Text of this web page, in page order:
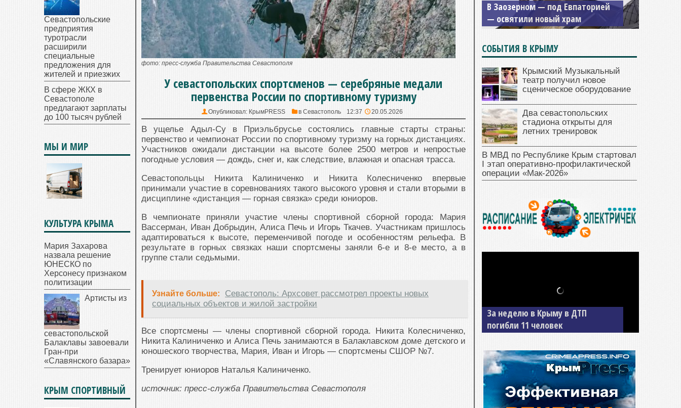
фото: пресс-служба Правительства Севастополя
У севастопольских спортсменов — серебряные медали
первенства России по спортивному туризму
Опубликовал: КрымPRESS в Севастополь 12:37 20.05.2026
В ущелье Адыл-Су в Приэльбрусье состоялись главные старты страны:
первенство и чемпионат России по спортивному туризму на горных дистанциях.
Участников ожидали дистанции на высоте более 2500 метров и непростые
погодные условия — дождь, снег и, как следствие, влажная и опасная трасса.
Севастопольцы Никита Калиниченко и Никита Колесниченко впервые
принимали участие в соревнованиях такого высокого уровня и стали вторыми в
дисциплине «дистанция — горная связка» среди юниоров.
В чемпионате приняли участие члены спортивной сборной города: Мария
Вассерман, Иван Добрыдин, Алиса Печь и Игорь Ткачев. Участникам пришлось
адаптироваться к высоте, переменчивой погоде и особенностям рельефа. В
результате в горных связках наши спортсмены заняли 6-е и 8-е место, а в
группе стали седьмыми.
Узнайте больше:
Севастополь: Архсовет рассмотрел проекты новых
социальных объектов и жилой застройки
Все спортсмены — члены спортивной сборной города. Никита Колесниченко,
Никита Калиниченко и Алиса Печь занимаются в Балаклавском доме детского и
юношеского творчества, Мария, Иван и Игорь — спортсмены СШОР №7.
Тренирует юниоров Наталья Калиниченко.
источник: пресс-служба Правительства Севастополя
Севастопольские
предприятия
туротрасли
расширили
специальные
предложения для
жителей и приезжих
В сфере ЖКХ в
Севастополе
предлагают зарплаты
до 100 тысяч рублей
МЫ И МИР
КУЛЬТУРА КРЫМА
Мария Захарова
назвала решение
ЮНЕСКО по
Херсонесу признаком
политизации
Артисты из
севастопольской
Балаклавы завоевали
Гран-при
«Славянского базара»
КРЫМ СПОРТИВНЫЙ
В Заозерном — под Евпаторией
— освятили новый храм
СОБЫТИЯ В КРЫМУ
Крымский Музыкальный
театр получил новое
сценическое оборудование
Два севастопольских
стадиона открыты для
летних тренировок
В МВД по Республике Крым стартовал
I этап оперативно‑профилактической
операции «Мак‑2026»
За неделю в Крыму в ДТП
погибли 11 человек